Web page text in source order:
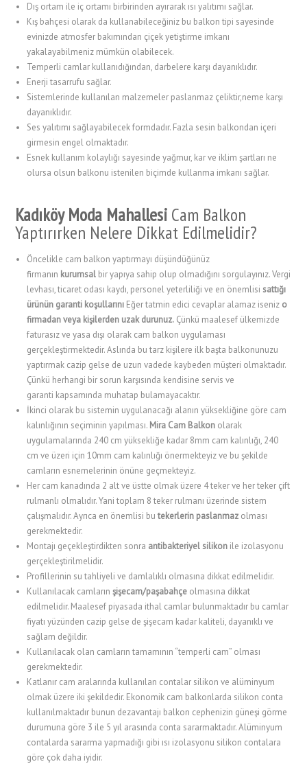
Dış ortam ile iç ortamı birbirinden ayırarak ısı yalıtımı sağlar.
Kış bahçesi olarak da kullanabileceğiniz bu balkon tipi sayesinde
evinizde atmosfer bakımından çiçek yetiştirme imkanı
yakalayabilmeniz mümkün olabilecek.
Temperli camlar kullanıdığından, darbelere karşı dayanıklıdır.
Enerji tasarrufu sağlar.
Sistemlerinde kullanılan malzemeler paslanmaz çeliktir,neme karşı
dayanıklıdır.
Ses yalıtımı sağlayabilecek formdadır. Fazla sesin balkondan içeri
girmesin engel olmaktadır.
Esnek kullanım kolaylığı sayesinde yağmur, kar ve iklim şartları ne
olursa olsun balkonu istenilen biçimde kullanma imkanı sağlar.
Kadıköy Moda Mahallesi Cam Balkon
Yaptırırken Nelere Dikkat Edilmelidir?
Öncelikle cam balkon yaptırmayı düşündüğünüz
firmanın kurumsal bir yapıya sahip olup olmadığını sorgulayınız. Vergi
levhası, ticaret odası kaydı, personel yeterliliği ve en önemlisi sattığı
ürünün garanti koşullarını Eğer tatmin edici cevaplar alamaz iseniz o
firmadan veya kişilerden uzak durunuz. Çünkü maalesef ülkemizde
faturasız ve yasa dışı olarak cam balkon uygulaması
gerçekleştirmektedir. Aslında bu tarz kişilere ilk başta balkonunuzu
yaptırmak cazip gelse de uzun vadede kaybeden müşteri olmaktadır.
Çünkü herhangi bir sorun karşısında kendisine servis ve
garanti kapsamında muhatap bulamayacaktır.
İkinci olarak bu sistemin uygulanacağı alanın yüksekliğine göre cam
kalınlığının seçiminin yapılması. Mira Cam Balkon olarak
uygulamalarında 240 cm yüksekliğe kadar 8mm cam kalınlığı, 240
cm ve üzeri için 10mm cam kalınlığı önermekteyiz ve bu şekilde
camların esnemelerinin önüne geçmekteyiz.
Her cam kanadında 2 alt ve üstte olmak üzere 4 teker ve her teker çift
rulmanlı olmalıdır. Yani toplam 8 teker rulmanı üzerinde sistem
çalışmalıdır. Ayrıca en önemlisi butekerlerin paslanmaz olması
gerekmektedir.
Montajı geçekleştirdikten sonra antibakteriyel silikon ile izolasyonu
gerçekleştirilmelidir.
Profillerinin su tahliyeli ve damlalıklı olmasına dikkat edilmelidir.
Kullanılacak camlarınşişecam/paşabahçe olmasına dikkat
edilmelidir. Maalesef piyasada ithal camlar bulunmaktadır bu camlar
fiyatı yüzünden cazip gelse de şişecam kadar kaliteli, dayanıklı ve
sağlam değildir.
Kullanılacak olan camların tamamının “temperli cam” olması
gerekmektedir.
Katlanır cam aralarında kullanılan contalar silikon ve alüminyum
olmak üzere iki şekildedir. Ekonomik cam balkonlarda silikon conta
kullanılmaktadır bunun dezavantajı balkon cephenizin güneşi görme
durumuna göre 3 ile 5 yıl arasında conta sararmaktadır. Alüminyum
contalarda sararma yapmadığı gibi ısı izolasyonu silikon contalara
göre çok daha iyidir.